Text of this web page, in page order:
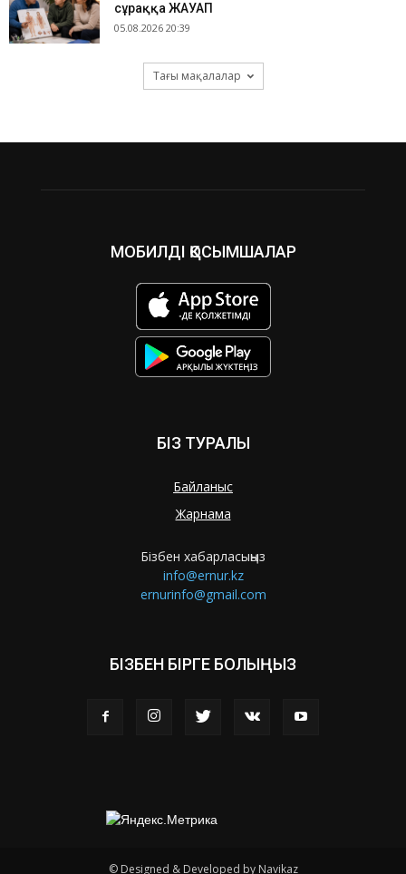
сұраққа ЖАУАП
05.08.2026 20:39
Тағы мақалалар
МОБИЛДІ ҚОСЫМШАЛАР
БІЗ ТУРАЛЫ
Байланыс
Жарнама
Бізбен хабарласыңыз
info@ernur.kz
ernurinfo@gmail.com
БІЗБЕН БІРГЕ БОЛЫҢЫЗ
© Designed & Developed by Navikaz